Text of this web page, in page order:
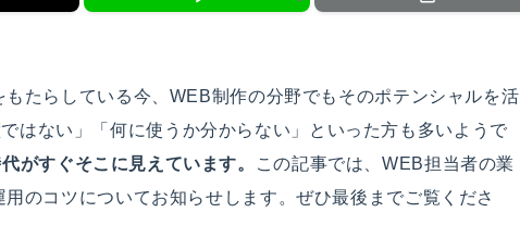
たらしている今、WEB制作の分野でもそのポテンシャルを活
はない」「何に使うか分からない」といった方も多いようで
がすぐそこに見えています。
この記事では、WEB担当者の業
のコツについてお知らせします。ぜひ最後までご覧くださ